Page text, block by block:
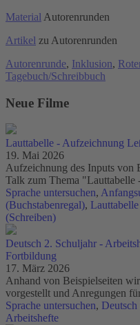
Management Platform
Material Autorenrunden
Artikel zu Autorenrunden
Autorenrunde, Inklusion,
Tagebuch/Schreibbuch
Neue Filme
Lauttabelle - Aufzeichnung
19. Mai 2026
Aufzeichnung des Inputs von
Talk zum Thema
Sprache untersuchen,
(Buchstabenregal),
(Schreiben)
Deutsch 2. Schuljahr -
Fortbildung
17. März 2026
Anhand von Beispielseiten
vorgestellt und Anregungen
Sprache untersuchen,
Arbeitshefte